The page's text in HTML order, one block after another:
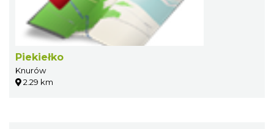
Piekiełko
Knurów
2.29 km